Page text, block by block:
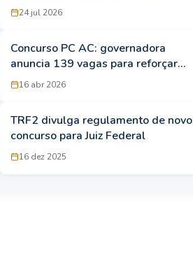
24 jul 2026
Concurso PC AC: governadora
anuncia 139 vagas para reforçar
efetivo da Polícia Civil
16 abr 2026
TRF2 divulga regulamento de novo
concurso para Juiz Federal
16 dez 2025